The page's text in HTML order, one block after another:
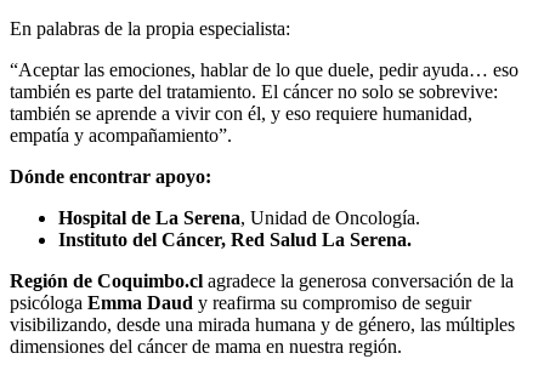
En palabras de la propia especialista:
“Aceptar las emociones, hablar de lo que duele, pedir ayuda… eso
también es parte del tratamiento. El cáncer no solo se sobrevive:
también se aprende a vivir con él, y eso requiere humanidad,
empatía y acompañamiento”.
Dónde encontrar apoyo:
Hospital de La Serena, Unidad de Oncología.
Instituto del Cáncer, Red Salud La Serena.
Región de Coquimbo.cl agradece la generosa conversación de la
psicóloga Emma Daud y reafirma su compromiso de seguir
visibilizando, desde una mirada humana y de género, las múltiples
dimensiones del cáncer de mama en nuestra región.